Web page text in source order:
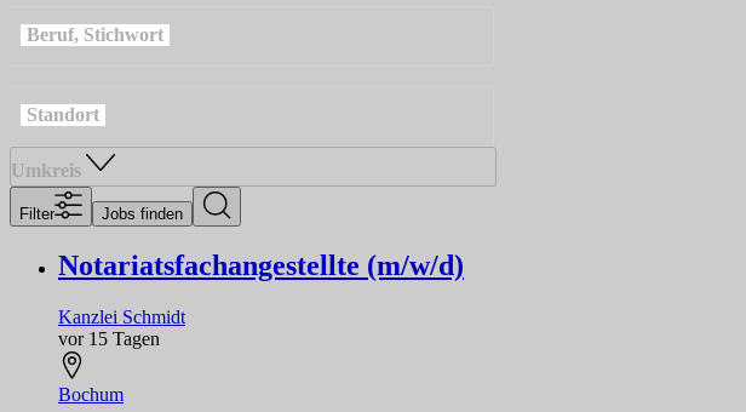
Beruf, Stichwort
Standort
Umkreis
Filter Jobs finden
Notariatsfachangestellte (m/w/d)
Kanzlei Schmidt
vor 15 Tagen
Bochum